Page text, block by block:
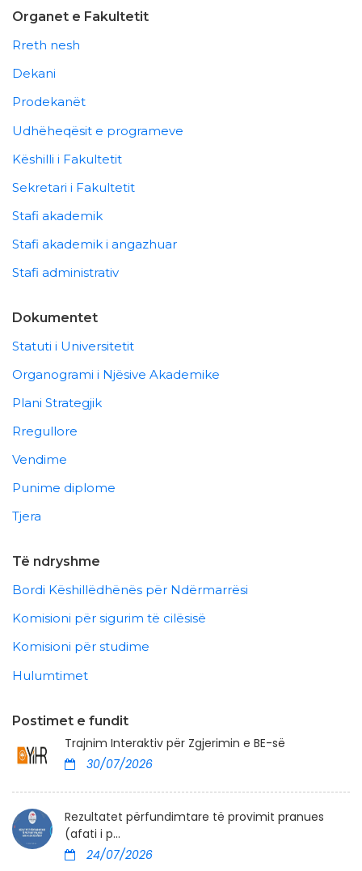
Organet e Fakultetit
Rreth nesh
Dekani
Prodekanët
Udhëheqësit e programeve
Këshilli i Fakultetit
Sekretari i Fakultetit
Stafi akademik
Stafi akademik i angazhuar
Stafi administrativ
Dokumentet
Statuti i Universitetit
Organogrami i Njësive Akademike
Plani Strategjik
Rregullore
Vendime
Punime diplome
Tjera
Të ndryshme
Bordi Këshillëdhënës për Ndërmarrësi
Komisioni për sigurim të cilësisë
Komisioni për studime
Hulumtimet
Postimet e fundit
Trajnim Interaktiv për Zgjerimin e BE-së
30/07/2026
Rezultatet përfundimtare të provimit pranues
(afati i p...
24/07/2026